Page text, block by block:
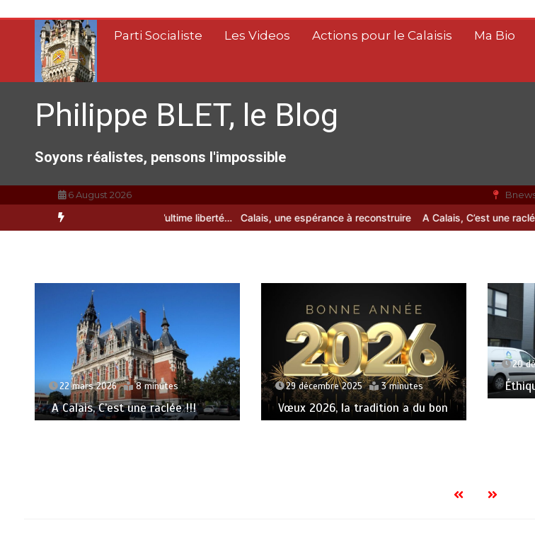
contenu
Parti Socialiste Les Videos Actions pour le Calaisis Ma Bio
Philippe BLET, le Blog
Soyons réalistes, pensons l'impossible
6 August 2026
une raclée !!! Fin de vie : l’ultime liberté… Calais, une espérance à reconstruire A Calais, C’est une raclée !!!
29 décembre 2025 3 minutes
Vœux 2026, la tradition a du bon
20 décembre 2025 2 minutes
Éthique et probité à Calais ???